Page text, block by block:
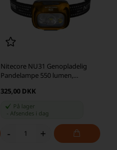
Nitecore NU31 Genopladelig
Pandelampe 550 lumen,
325,00 DKK
På lager
Afsendes i dag
- +